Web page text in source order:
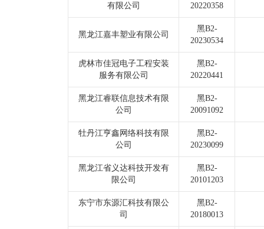
有限公司
20220358
黑龙江嘉丰塑业有限公司
黑B2-
20230534
虎林市佳冠电子工程安装
服务有限公司
黑B2-
20220441
黑龙江睿联信息技术有限
公司
黑B2-
20091092
牡丹江亨鑫网络科技有限
公司
黑B2-
20230099
黑龙江省义达科技开发有
限公司
黑B2-
20101203
东宁市东源汇科技有限公
司
黑B2-
20180013